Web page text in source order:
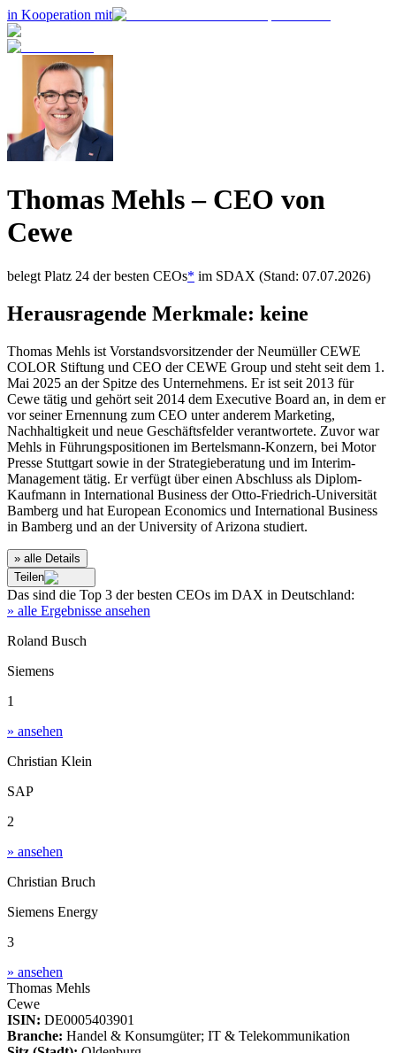
in Kooperation mit
Thomas Mehls– CEO von
Cewe
belegt Platz 24 der besten CEOs* im SDAX (Stand: 07.07.2026)
Herausragende Merkmale: keine
Thomas Mehls ist Vorstandsvorsitzender der Neumüller CEWE
COLOR Stiftung und CEO der CEWE Group und steht seit dem 1.
Mai 2025 an der Spitze des Unternehmens. Er ist seit 2013 für
Cewe tätig und gehört seit 2014 dem Executive Board an, in dem er
vor seiner Ernennung zum CEO unter anderem Marketing,
Nachhaltigkeit und neue Geschäftsfelder verantwortete. Zuvor war
Mehls in Führungspositionen im Bertelsmann-Konzern, bei Motor
Presse Stuttgart sowie in der Strategieberatung und im Interim-
Management tätig. Er verfügt über einen Abschluss als Diplom-
Kaufmann in International Business der Otto-Friedrich-Universität
Bamberg und hat European Economics und International Business
in Bamberg und an der University of Arizona studiert.
» alle Details
Teilen
Das sind die Top 3 der besten CEOs im DAX in Deutschland:
» alle Ergebnisse ansehen
Roland Busch
Siemens
1
» ansehen
Christian Klein
SAP
2
» ansehen
Christian Bruch
Siemens Energy
3
» ansehen
Thomas Mehls
Cewe
ISIN: DE0005403901
Branche: Handel & Konsumgüter; IT & Telekommunikation